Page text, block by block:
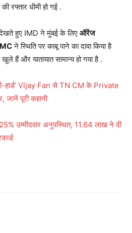
रफ्तार धीमी हो गई .
हुए IMD ने मुंबई के लिए ऑरेंज
ने स्थिति पर काबू पाने का दावा किया है
हैं और यातायात सामान्य हो गया है .
हार्ड’ Vijay Fan से TN CM के Private
पूरी कहानी
उम्मीदवार अनुपस्थित, 11.64 लाख ने दी